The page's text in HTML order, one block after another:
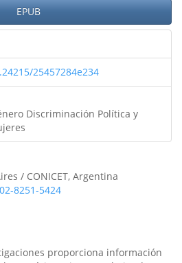
EPUB
25457284e234
Discriminación Política y
/ CONICET, Argentina
8251-5424
proporciona información